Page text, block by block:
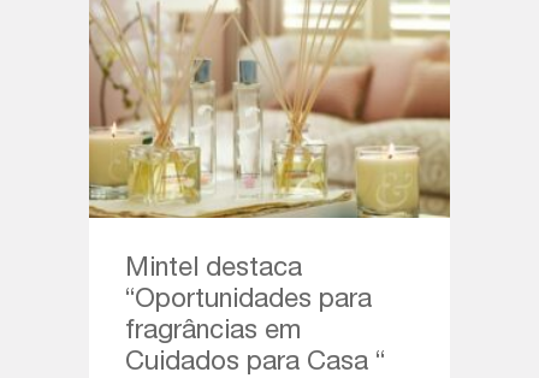
Mintel destaca
“Oportunidades para
fragrâncias em
Cuidados para Casa “